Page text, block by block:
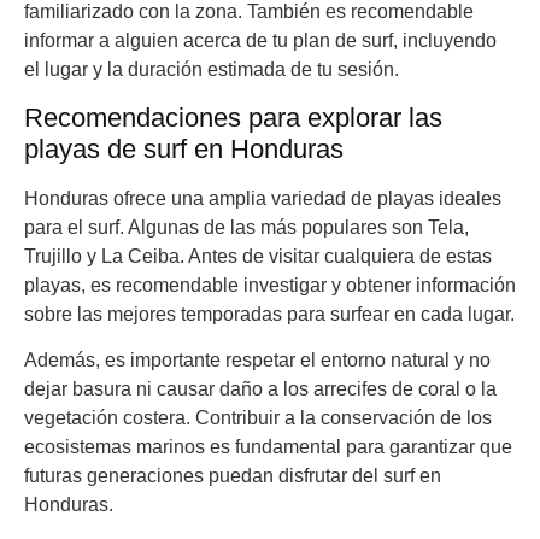
familiarizado con la zona. También es recomendable
informar a alguien acerca de tu plan de surf, incluyendo
el lugar y la duración estimada de tu sesión.
Recomendaciones para explorar las
playas de surf en Honduras
Honduras ofrece una amplia variedad de playas ideales
para el surf. Algunas de las más populares son Tela,
Trujillo y La Ceiba. Antes de visitar cualquiera de estas
playas, es recomendable investigar y obtener información
sobre las mejores temporadas para surfear en cada lugar.
Además, es importante respetar el entorno natural y no
dejar basura ni causar daño a los arrecifes de coral o la
vegetación costera. Contribuir a la conservación de los
ecosistemas marinos es fundamental para garantizar que
futuras generaciones puedan disfrutar del surf en
Honduras.